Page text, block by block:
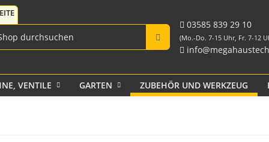
03585 839 29 10
(Mo.-Do. 7-15 Uhr, Fr. 7-12
VENTILE GARTEN ZUBEHÖR UND WERKZEUG